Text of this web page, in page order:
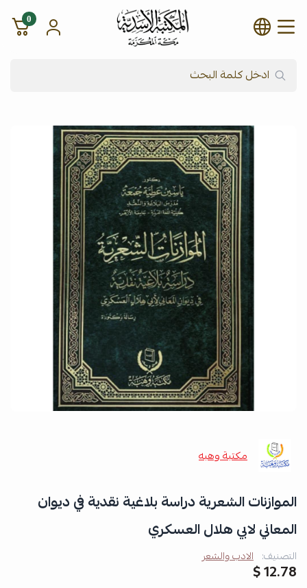
شركة المكتبة الأسدية للنشر
0
مكتبة وهبه
الموازنات الشعرية دراسة بلاغية نقدية في ديوان
المعاني لابي هلال العسكري
التصنيف: الادب والشعر
12.78 $